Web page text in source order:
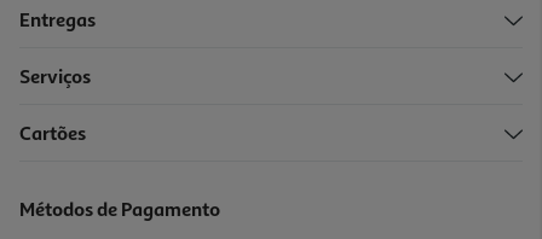
Entregas
Serviços
Cartões
Métodos de Pagamento